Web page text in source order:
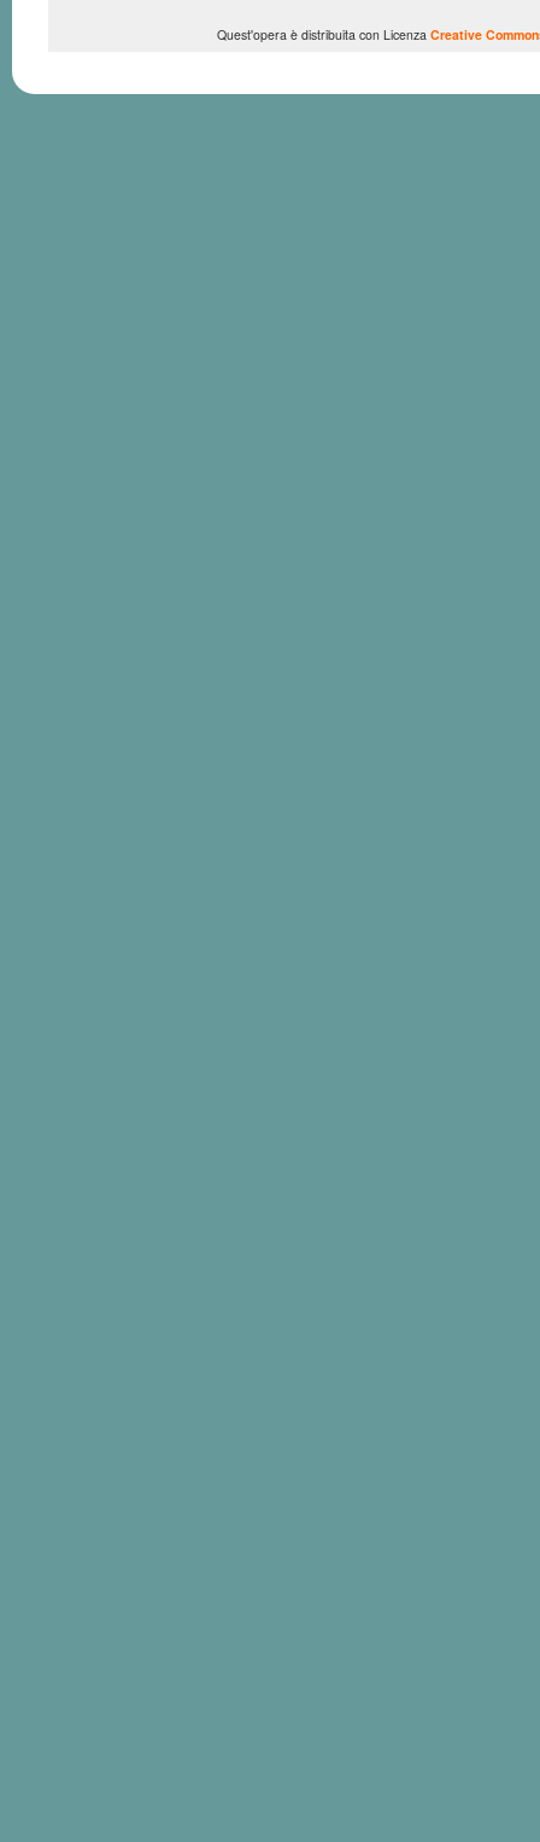
Quest'opera è distribuita con Licenza Creative